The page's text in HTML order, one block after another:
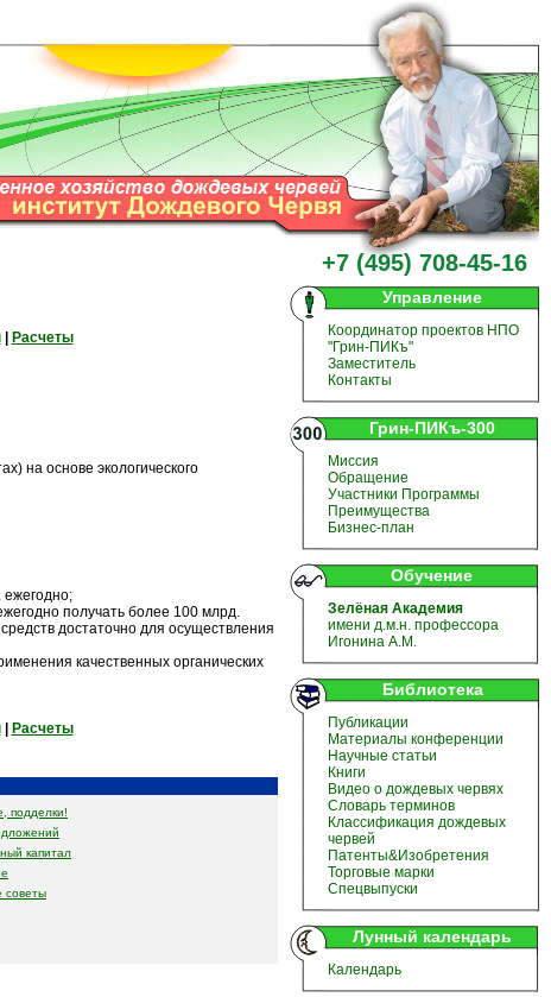
+7 (495) 708-45-16
| Расчеты
на основе экологического
получать более 100 млрд.
достаточно для осуществления
качественных органических
| Расчеты
подделки!
капитал
советы
Управление
Координатор проектов НПО
"Грин-ПИКъ"
Заместитель
Контакты
Грин-ПИКъ-300
Миссия
Обращение
Участники Программы
Преимущества
Бизнес-план
Обучение
Зелёная Академия
имени д.м.н. профессора
Игонина А.М.
Библиотека
Публикации
Материалы конференции
Научные статьи
Книги
Видео о дождевых червях
Словарь терминов
Классификация дождевых
червей
Патенты&Изобретения
Торговые марки
Спецвыпуски
Лунный календарь
Календарь